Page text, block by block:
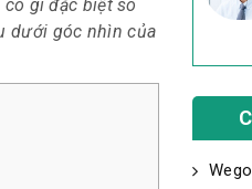
gì đặc biệt so
dưới góc nhìn của